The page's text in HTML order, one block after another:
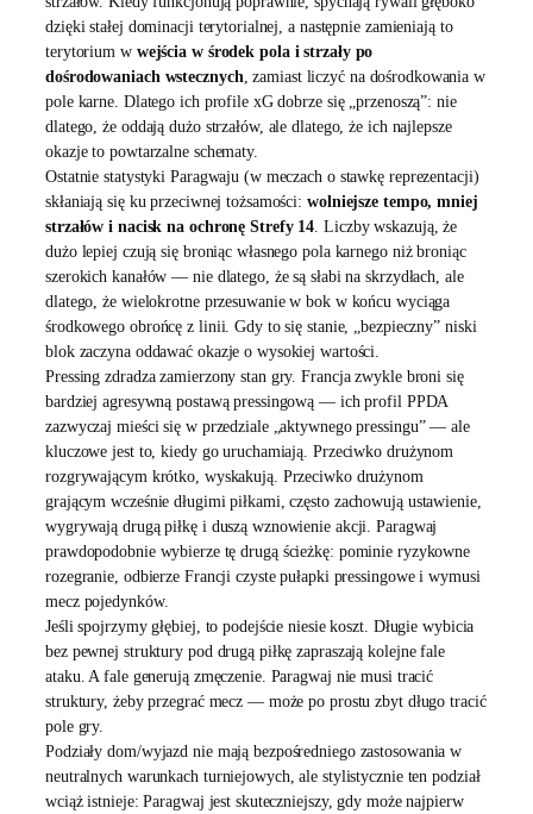
dzięki stałej dominacji terytorialnej, a następnie zamieniają to
terytorium w wejścia w środek pola i strzały po
dośrodowaniach wstecznych , zamiast liczyć na dośrodkowania w
pole karne. Dlatego ich profile xG dobrze się „przenoszą”: nie
dlatego, że oddają dużo strzałów, ale dlatego, że ich najlepsze
okazje to powtarzalne schematy.
Ostatnie statystyki Paragwaju (w meczach o stawkę reprezentacji)
skłaniają się ku przeciwnej tożsamości: wolniejsze tempo, mniej
strzałów i nacisk na ochronę Strefy 14 . Liczby wskazują, że
dużo lepiej czują się broniąc własnego pola karnego niż broniąc
szerokich kanałów — nie dlatego, że są słabi na skrzydłach, ale
dlatego, że wielokrotne przesuwanie w bok w końcu wyciąga
środkowego obrońcę z linii. Gdy to się stanie, „bezpieczny” niski
blok zaczyna oddawać okazje o wysokiej wartości.
Pressing zdradza zamierzony stan gry. Francja zwykle broni się
bardziej agresywną postawą pressingową — ich profil PPDA
zazwyczaj mieści się w przedziale „aktywnego pressingu” — ale
kluczowe jest to, kiedy go uruchamiają. Przeciwko drużynom
rozgrywającym krótko, wyskakują. Przeciwko drużynom
grającym wcześnie długimi piłkami, często zachowują ustawienie,
wygrywają drugą piłkę i duszą wznowienie akcji. Paragwaj
prawdopodobnie wybierze tę drugą ścieżkę: pominie ryzykowne
rozegranie, odbierze Francji czyste pułapki pressingowe i wymusi
mecz pojedynków.
Jeśli spojrzymy głębiej, to podejście niesie koszt. Długie wybicia
bez pewnej struktury pod drugą piłkę zapraszają kolejne fale
ataku. A fale generują zmęczenie. Paragwaj nie musi tracić
struktury, żeby przegrać mecz — może po prostu zbyt długo tracić
pole gry.
Podziały dom/wyjazd nie mają bezpośredniego zastosowania w
neutralnych warunkach turniejowych, ale stylistycznie ten podział
wciąż istnieje: Paragwaj jest skuteczniejszy, gdy może najpierw